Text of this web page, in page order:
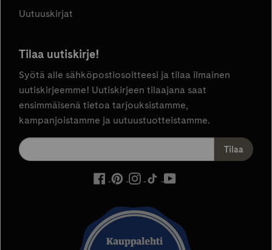
Uutuuskirjat
Tilaa uutiskirje!
Syötä alle sähköpostiosoitteesi ja tilaa ilmainen
uutiskirjeemme! Uutiskirjeen tilaajana saat
ensimmäisenä tietoa tarjouksistamme,
kampanjoistamme ja uutuustuotteistamme.
ulkoinen
avautuu
uuteen
välilehteen
ulkoinen
avautuu
uuteen
välilehteen
ulkoinen
avautuu
uuteen
välilehteen
ulkoinen
uuteen
välilehteen
välilehteen